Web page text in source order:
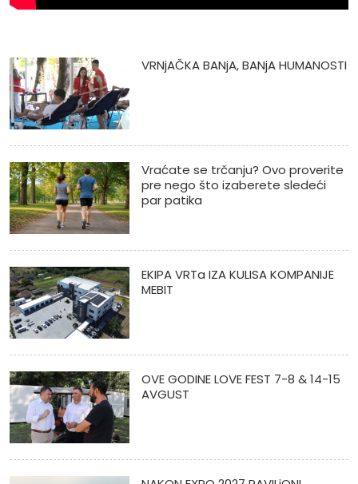
VRNjAČKA BANjA, BANjA HUMANOSTI
Vraćate se trčanju? Ovo proverite
pre nego što izaberete sledeći
par patika
EKIPA VRTa IZA KULISA KOMPANIJE
MEBIT
OVE GODINE LOVE FEST 7-8 & 14-15
AVGUST